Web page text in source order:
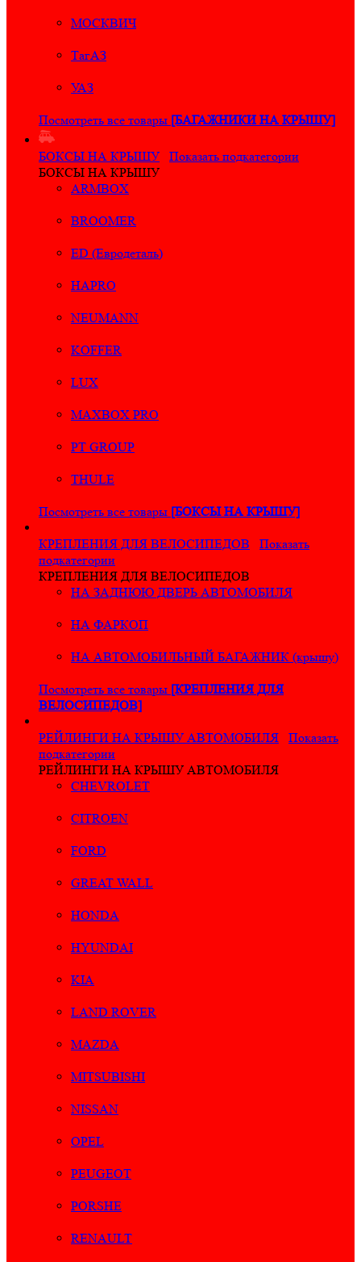
МОСКВИЧ
ТагАЗ
УАЗ
Посмотреть все товары [БАГАЖНИКИ НА КРЫШУ]
БОКСЫ НА КРЫШУ
Показать подкатегории
БОКСЫ НА КРЫШУ
ARMBOX
BROOMER
ED (Евродеталь)
HAPRO
NEUMANN
KOFFER
LUX
MAXBOX PRO
PT GROUP
THULE
Посмотреть все товары [БОКСЫ НА КРЫШУ]
КРЕПЛЕНИЯ ДЛЯ ВЕЛОСИПЕДОВ
Показать
подкатегории
КРЕПЛЕНИЯ ДЛЯ ВЕЛОСИПЕДОВ
НА ЗАДНЮЮ ДВЕРЬ АВТОМОБИЛЯ
НА ФАРКОП
НА АВТОМОБИЛЬНЫЙ БАГАЖНИК (крышу)
Посмотреть все товары [КРЕПЛЕНИЯ ДЛЯ
ВЕЛОСИПЕДОВ]
РЕЙЛИНГИ НА КРЫШУ АВТОМОБИЛЯ
Показать
подкатегории
РЕЙЛИНГИ НА КРЫШУ АВТОМОБИЛЯ
CHEVROLET
CITROEN
FORD
GREAT WALL
HONDA
HYUNDAI
KIA
LAND ROVER
MAZDA
MITSUBISHI
NISSAN
OPEL
PEUGEOT
PORSHE
RENAULT